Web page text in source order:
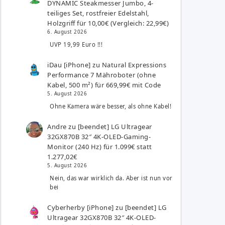
DYNAMIC Steakmesser Jumbo, 4-
teiliges Set, rostfreier Edelstahl,
Holzgriff für 10,00€ (Vergleich: 22,99€)
6. August 2026
UVP 19,99 Euro !!!
iDau [iPhone] zu Natural Expressions
Performance 7 Mähroboter (ohne
Kabel, 500 m²) für 669,99€ mit Code
5. August 2026
Ohne Kamera wäre besser, als ohne Kabel!
Andre zu [beendet] LG Ultragear
32GX870B 32″ 4K-OLED-Gaming-
Monitor (240 Hz) für 1.099€ statt
1.277,02€
5. August 2026
Nein, das war wirklich da. Aber ist nun vor
bei
Cyberherby [iPhone] zu [beendet] LG
Ultragear 32GX870B 32″ 4K-OLED-